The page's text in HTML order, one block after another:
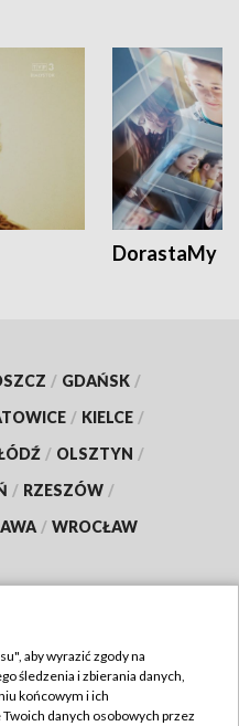
DorastaMy
/ GDAŃSK /
/ KIELCE /
/ OLSZTYN /
/ RZESZÓW /
/ WROCŁAW
aby wyrazić zgody na
śledzenia i zbierania danych,
końcowym i ich
danych osobowych przez